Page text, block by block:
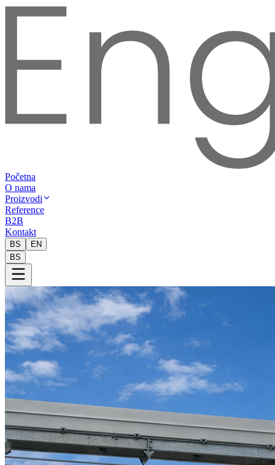
Početna
O nama
Proizvodi
Reference
B2B
Kontakt
BS
EN
BS